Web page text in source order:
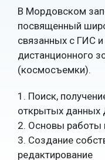
В Мордовском
посвященный
связанных с ГИС
дистанционного
(космосъемки).
1. Поиск,
открытых данных
2. Основы работы
3. Создание
редактирование